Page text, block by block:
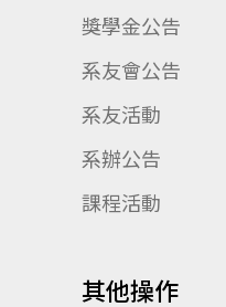
獎學金公告
系友會公告
系友活動
系辦公告
課程活動
其他操作